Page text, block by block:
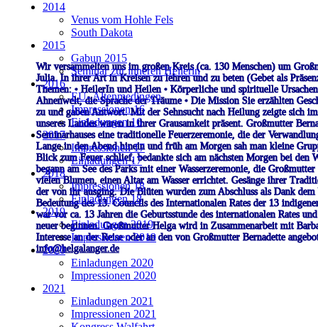
Wir versammelten uns im großen Kreis (ca. 130 Menschen) um
Julia. In ihrer Art in Kreisen zu lehren und zu beten (Gebet als
Themen: • HeilerIn und Heilen • Körperliche und spirituelle
Ahnenwelt, die Sprache der Träume • Die Mission Sie erzählten
zu und gabenAntwort. Mit der Sehnsucht nach Heilung zeigte sich im
unseres Landes waren in ihrer Grausamkeit präsent. Großmutter
Seminarhauses eine traditionelle Feuerzeremonie, die der
Lange in den Abend hinein und früh am Morgen sah mankleine
Blick zum Feuer schlief,bedankte sich am nächsten Morgen bei
begann am See des Parks mit einer Wasserzeremonie, die Großmutter
vielen Blumen, einen Altar am Wasser errichtet. Gesänge ihrer
der von ihr ausging. Die Blütenwurden zum Abschluss als Dank dem
Bedeutung des 13. Councils des Internationalen Rates der 13
war vor ca. 13 Jahren die Geburtsstunde des internationalen Rates und
neuer beginnen. Großmutter Helga wird in Zusammenarbeit mit
Interesse an der Reise oder an den von Großmutter Bernadette
info@helgalanger.de
2014
Venus vom Hohle Fels
South Dakota
2015
Gabun 2015
Seminar zur inneren Heilerin
2016
EU- Altenmedingen
Impressionen 16
Einladungen 16
2017
Impressionen 17
Einladungen 17
2018
Impressionen 18
Einladungen 18
2019
Einladungen 2019
Impressionen 2019
2020
Einladungen 2020
Impressionen 2020
2021
Einladungen 2021
Impressionen 2021